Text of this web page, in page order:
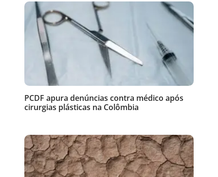
PCDF apura denúncias contra médico após
cirurgias plásticas na Colômbia